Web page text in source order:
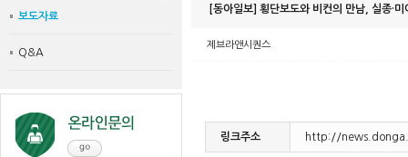
보도자료
Q&A
[동아일보] 횡단보도와 비컨의 만남, 실종·
제브라앤시퀀스
링크주소 http://